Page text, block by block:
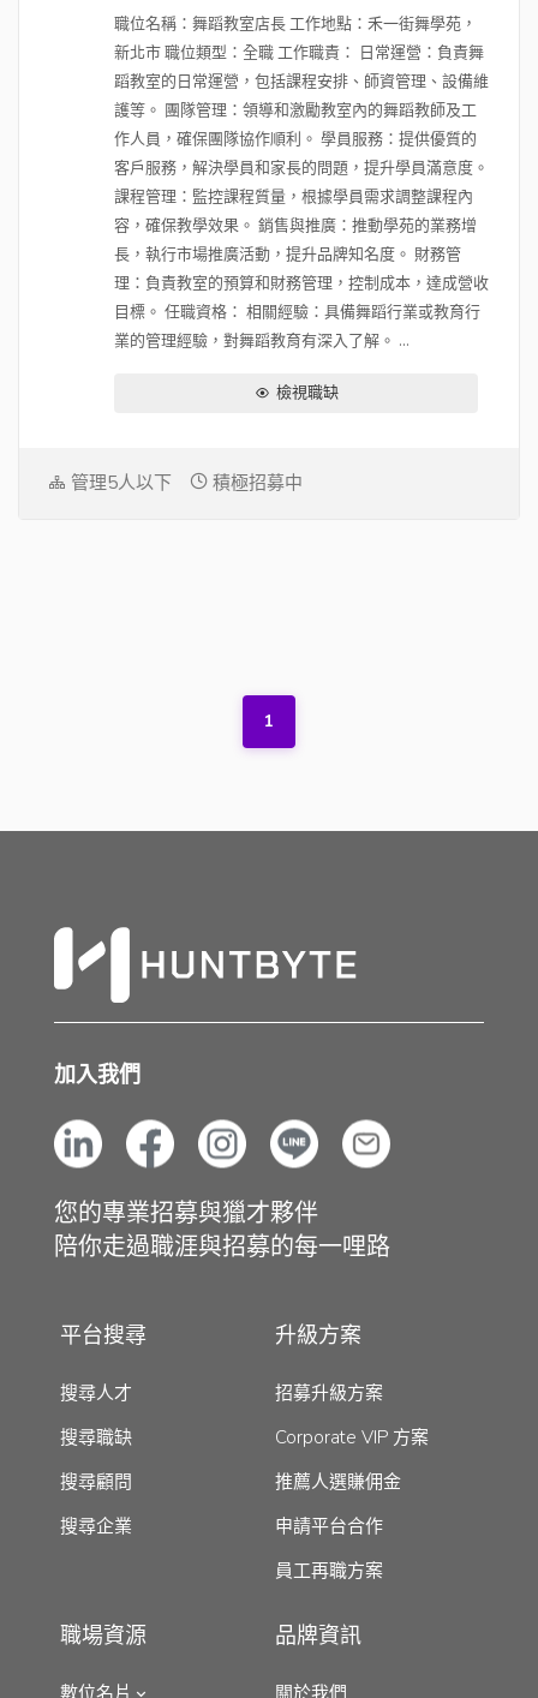
職位名稱：舞蹈教室店長 工作地點：禾一街舞學苑，
新北市 職位類型：全職 工作職責： 日常運營：負責舞
蹈教室的日常運營，包括課程安排、師資管理、設備維
護等。 團隊管理：領導和激勵教室內的舞蹈教師及工
作人員，確保團隊協作順利。 學員服務：提供優質的
客戶服務，解決學員和家長的問題，提升學員滿意度。
課程管理：監控課程質量，根據學員需求調整課程內
容，確保教學效果。 銷售與推廣：推動學苑的業務增
長，執行市場推廣活動，提升品牌知名度。 財務管
理：負責教室的預算和財務管理，控制成本，達成營收
目標。 任職資格： 相關經驗：具備舞蹈行業或教育行
業的管理經驗，對舞蹈教育有深入了解。 ...
檢視職缺
管理5人以下 積極招募中
1
加入我們
您的專業招募與獵才夥伴
陪你走過職涯與招募的每一哩路
平台搜尋
搜尋人才
搜尋職缺
搜尋顧問
搜尋企業
升級方案
招募升級方案
Corporate VIP 方案
推薦人選賺佣金
申請平台合作
員工再職方案
職場資源
數位名片
品牌資訊
關於我們